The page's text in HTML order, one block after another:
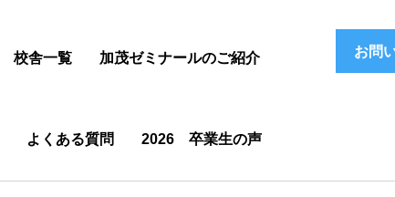
校舎一覧 加茂ゼミナールのご紹介
よくある質問 2026 卒業生の声
お問